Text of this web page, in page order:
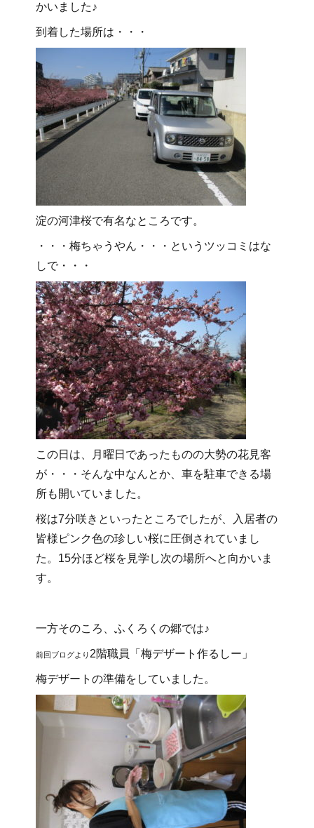
かいました♪
到着した場所は・・・
淀の河津桜で有名なところです。
・・・梅ちゃうやん・・・というツッコミはな
しで・・・
この日は、月曜日であったものの大勢の花見客
が・・・そんな中なんとか、車を駐車できる場
所も開いていました。
桜は7分咲きといったところでしたが、入居者の
皆様ピンク色の珍しい桜に圧倒されていまし
た。15分ほど桜を見学し次の場所へと向かいま
す。
一方そのころ、ふくろくの郷では♪
前回ブログより 2階職員「梅デザート作るしー」
梅デザートの準備をしていました。